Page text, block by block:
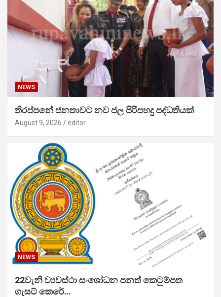
NEWS
තිරප්පනේ ජනතාවට නව ජල පිරිපහදු පද්ධතියක්
August 9, 2026 editor
NEWS
22වැනි ව්‍යවස්ථා සංශෝධන පනත් කෙටුම්පත
ගැසට් කෙරේ…